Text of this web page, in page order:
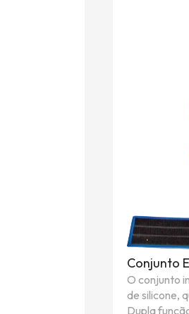
Conjunto
O conjunto
de silicone,
Dupla